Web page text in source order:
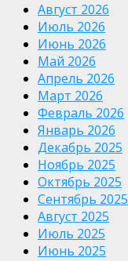
Август 2026
Июль 2026
Июнь 2026
Май 2026
Апрель 2026
Март 2026
Февраль 2026
Январь 2026
Декабрь 2025
Ноябрь 2025
Октябрь 2025
Сентябрь 2025
Август 2025
Июль 2025
Июнь 2025